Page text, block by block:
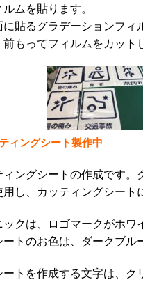
ムを貼ります。
貼るグラデーションフ
もってフィルムをカット
ィングシート製作中
ングシートの作成です。
し、カッティングシート
クは、ロゴマークがホ
トのお色は、ダークブル
トを作成する文字は、